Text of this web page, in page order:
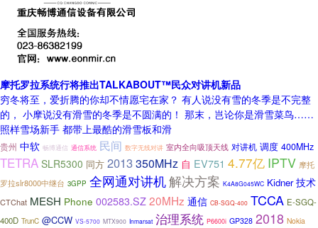
摩托罗拉系统行将推出TALKABOUT™民众对讲机新品
穷冬将至，爱折腾的你却不情愿宅在家？ 有人说没有雪的冬季是不完整
的， 小摩说没有滑雪的冬季是不圆满的！ 那末，岂论你是滑雪菜鸟……
照样雪场新手 都带上最酷的滑雪板和滑
贵州 中软 畅博通信 通信系统 民间 数字无线对讲 室内全向吸顶天线 对讲机 调度 400MHz
TETRA SLR5300 同方 2013350MHz 自 EV751 4.77亿 IPTV 摩托
罗拉slr8000中继台 3GPP 全网通对讲机解决方案 K4A8G045WC Kidner 技术
CTChat MESH Phone 002583.SZ 20MHz 通信 CB-SGQ-400 TCCA E-SGQ-
400D TrunC @CCW VS-5700 MTX900 Inmarsat 治理系统 P6600i GP328 2018 Nokia